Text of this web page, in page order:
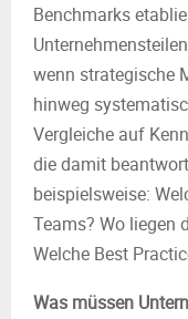
Benchmarks
wenn strategische
hinweg
Vergleiche auf
die damit
beispielsweise:
Teams? Wo liegen
Welche Best
Was müssen